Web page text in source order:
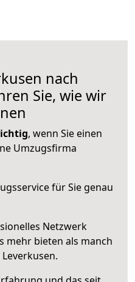
nach
Sie, wie wir
, wenn Sie einen
Umzugsfirma
für Sie genau
Netzwerk
mehr bieten als manch